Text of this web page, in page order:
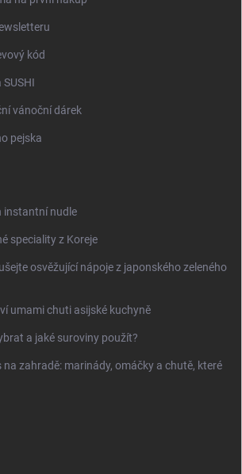
kód
vánoční dárek
pejska
instantní nudle
speciality z Koreje
osvěžující nápoje z japonského zeleného
umami chuti asijské kuchyně
a jaké suroviny použít?
na zahradě: marinády, omáčky a chutě, které